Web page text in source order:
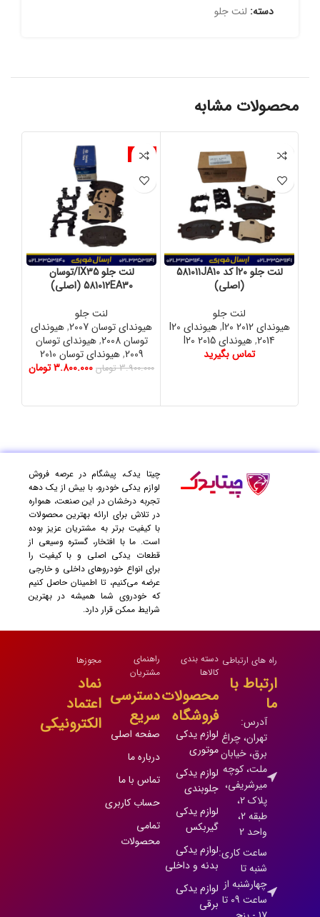
دسته: لنت جلو
محصولات مشابه
لنت جلو I20 کد 581011JA10
(اصلی)
لنت جلو
هیوندای I20 2012
,
هیوندای I20
2014
,هیوندای I20 2015
تماس بگیرید
-3%
لنت جلو IX35/توسان
581012EA30 (اصلی)
لنت جلو
هیوندای توسان 2007
,هیوندای
توسان 2008
,هیوندای توسان
2009
,هیوندای توسان 2010
3.900.000 تومان 3.800.000تومان
چیتا یدک، پیشگام در عرصه فروش
لوازم یدکی خودرو، با بیش از یک دهه
تجربه درخشان در این صنعت، همواره
در تلاش برای ارائه بهترین محصولات
با کیفیت برتر به مشتریان عزیز بوده
است. ما با افتخار، گستره وسیعی از
قطعات یدکی اصلی و با کیفیت را
برای انواع خودروهای داخلی و خارجی
عرضه می‌کنیم، تا اطمینان حاصل کنیم
که خودروی شما همیشه در بهترین
شرایط ممکن قرار دارد.
راه های ارتباطی
ارتباط با
ما
آدرس:
تهران، چراغ
برق، خیابان
ملت، کوچه
میرشریفی،
پلاک 2،
طبقه 2،
واحد 2
ساعت کاری:
شنبه تا
چهارشنبه از
ساعت 09 تا
دسته بندی
کالاها
محصولات
فروشگاه
لوازم یدکی
موتوری
لوازم یدکی
جلوبندی
لوازم یدکی
گیربکس
لوازم یدکی
بدنه و داخلی
لوازم یدکی
برقی
راهنمای
مشتریان
دسترسی
سریع
صفحه اصلی
درباره ما
تماس با ما
حساب کاربری
تمامی
محصولات
مجوزها
نماد
اعتماد
الکترونیکی